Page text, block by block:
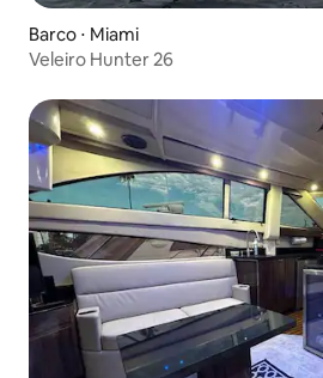
Barco ⋅ Miami
Veleiro Hunter 26